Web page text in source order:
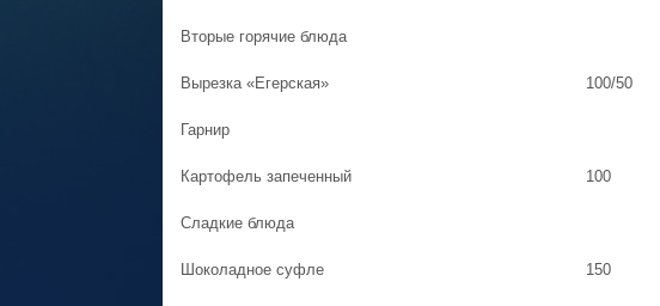
Вторые горячие блюда
Вырезка «Егерская» 100/50
Гарнир
Картофель запеченный 100
Сладкие блюда
Шоколадное суфле 150